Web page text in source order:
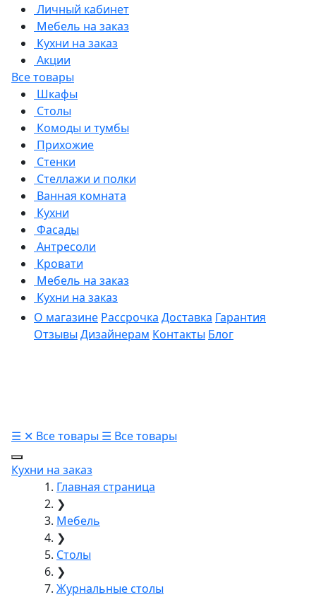
Личный кабинет
Мебель на заказ
Кухни на заказ
Акции
Все товары
Шкафы
Столы
Комоды и тумбы
Прихожие
Стенки
Стеллажи и полки
Ванная комната
Кухни
Фасады
Антресоли
Кровати
Мебель на заказ
Кухни на заказ
О магазине Рассрочка Доставка Гарантия
Отзывы Дизайнерам Контакты Блог
☰ ✕ Все товары ☰ Все товары
Кухни на заказ
Главная страница
❯
Мебель
❯
Столы
❯
Журнальные столы